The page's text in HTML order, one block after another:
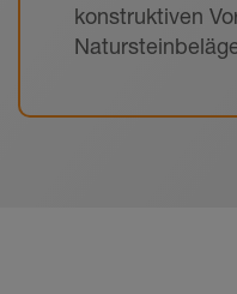
konstruktiven